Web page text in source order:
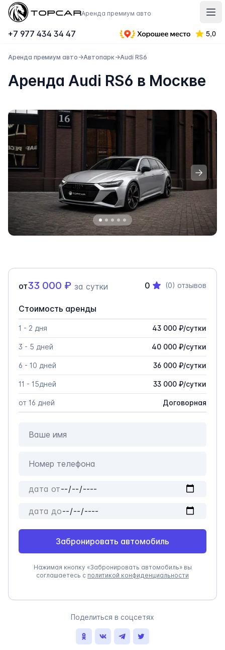
Topcar
Аренда премиум авто
+7 977 434 34 47
Аренда премиум авто →Автопарк →Audi RS6
Аренда Audi RS6 в Москве
от33 000 ₽ за сутки 0 (0) отзывов
Стоимость аренды
1 - 2 дня 43 000 ₽/сутки
3 - 5 дней 40 000 ₽/сутки
6 - 10 дней 36 000 ₽/сутки
11 - 15дней 33 000 ₽/сутки
от 16 дней Договорная
Забронировать автомобиль
Нажимая кнопку «Забронировать автомобиль» вы
соглашаетесь с политикой конфиденциальности
Поделиться в соцсетях